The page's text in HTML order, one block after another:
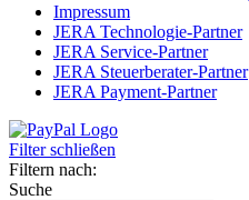
Impressum
JERA Technologie-Partner
JERA Service-Partner
JERA Steuerberater-Partner
JERA Payment-Partner
Filter schließen
Filtern nach:
Suche